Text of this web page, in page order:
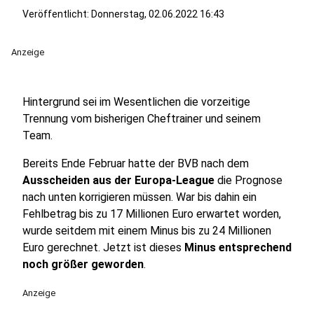
Veröffentlicht: Donnerstag, 02.06.2022 16:43
Anzeige
Hintergrund sei im Wesentlichen die vorzeitige
Trennung vom bisherigen Cheftrainer und seinem
Team.
Bereits Ende Februar hatte der BVB nach dem
Ausscheiden aus der Europa-League die Prognose
nach unten korrigieren müssen. War bis dahin ein
Fehlbetrag bis zu 17 Millionen Euro erwartet worden,
wurde seitdem mit einem Minus bis zu 24 Millionen
Euro gerechnet. Jetzt ist dieses Minus entsprechend
noch größer geworden.
Anzeige